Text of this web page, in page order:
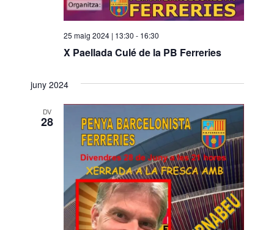
X Paellada Culé de la PB Ferreries
25 maig 2024 | 13:30 - 16:30
juny 2024
DV
28